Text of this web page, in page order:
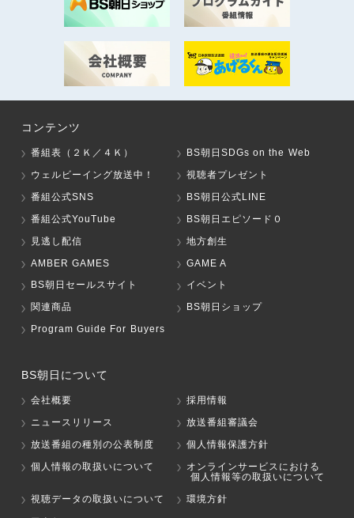
コンテンツ
番組表（２Ｋ／４Ｋ）
BS朝日SDGs on the Web
ウェルビーイング放送中！
視聴者プレゼント
番組公式SNS
BS朝日公式LINE
番組公式YouTube
BS朝日エピソード０
見逃し配信
地方創生
AMBER GAMES
GAME A
BS朝日セールスサイト
イベント
関連商品
BS朝日ショップ
Program Guide For Buyers
BS朝日について
会社概要
採用情報
ニュースリリース
放送番組審議会
放送番組の種別の公表制度
個人情報保護方針
個人情報の取扱いについて
オンラインサービスにおける
個人情報等の取扱いについて
視聴データの取扱いについて
環境方針